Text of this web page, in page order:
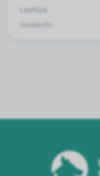
Leeftijd:
Geslacht: